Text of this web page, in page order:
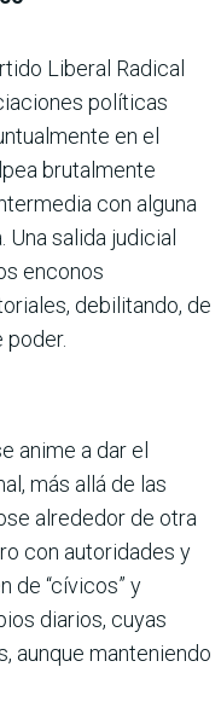
Liberal Radical
políticas
en el
brutalmente
con alguna
salida judicial
enconos
debilitando, de
poder.
anime a dar el
más allá de las
alrededor de otra
con autoridades y
de “cívicos” y
diarios, cuyas
aunque manteniendo